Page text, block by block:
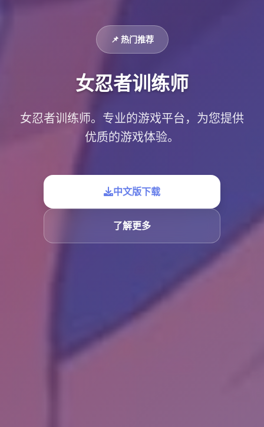
📌 热门推荐
女忍者训练师
女忍者训练师。专业的游戏平台，为您提供
优质的游戏体验。
中文版下载
了解更多